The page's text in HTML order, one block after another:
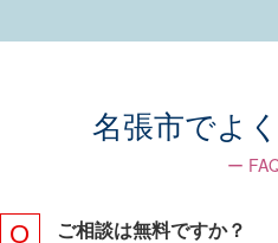
名張市でよ
ー
ご相談は無料ですか？